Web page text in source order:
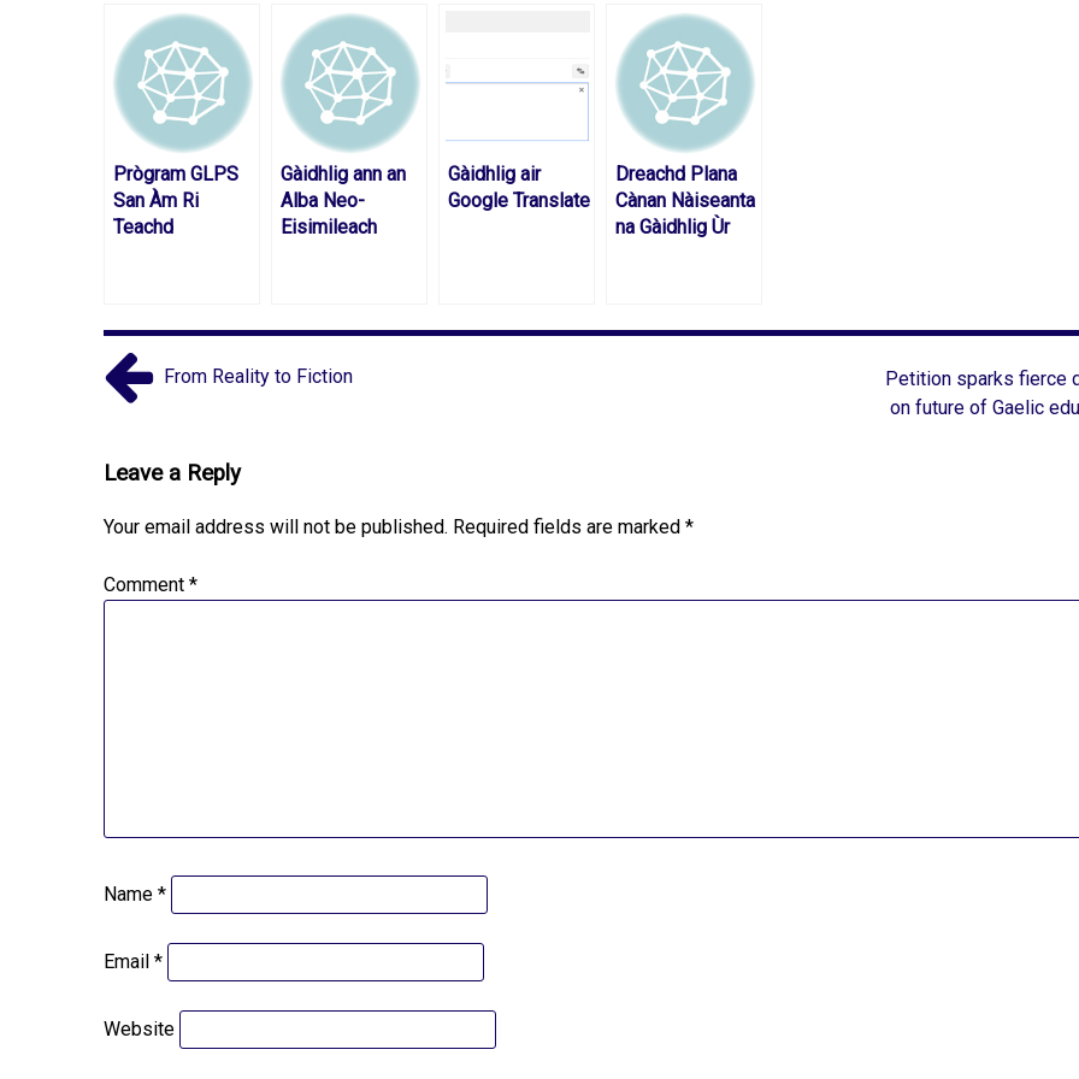
Prògram GLPS
San Àm Ri
Teachd
Gàidhlig ann an
Alba Neo-
Eisimileach
Gàidhlig air
Google Translate
Dreachd Plana
Cànan Nàiseanta
na Gàidhlig Ùr
Petition sparks fierce
on future of Gaelic
From Reality to Fiction
Leave a Reply
Your email address will not be published. Required fields are marked *
Comment *
Name *
Email *
Website